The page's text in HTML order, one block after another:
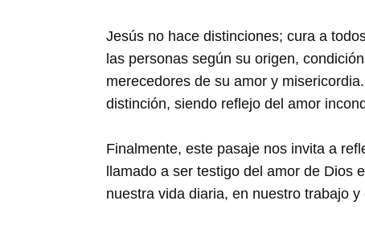
Jesús no hace distinciones; cura a
las personas según su origen,
merecedores de su amor y
distinción, siendo reflejo del amor
Finalmente, este pasaje nos invita a
llamado a ser testigo del amor de
nuestra vida diaria, en nuestro trabajo